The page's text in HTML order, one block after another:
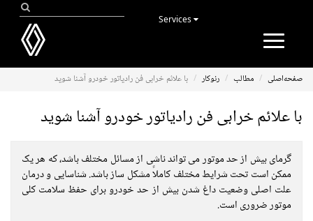
Toggle
صفحه‌اصلی مطالب رنوکار با علائم خرابی فن رادیاتور خودرو آشنا شوید
با علائم خرابی فن رادیاتور خودرو آشنا شوید
گرمای بیش از حد موتور می تواند ناشی از مسائل مختلف باشد، که هر یک
ممکن است تحت شرایط مختلف کاملاً مشکل ساز باشد. شناسایی و درمان
علت اصلی وضعیت داغ شدن بیش از حد خودرو برای حفظ سلامت کلی
موتور ضروری است.